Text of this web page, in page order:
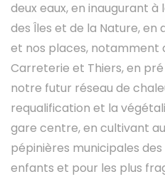
deux eaux, en inaugurant à
des Îles et de la Nature,
et nos places, notamment
Carreterie et Thiers, en
notre futur réseau de
requalification et la
gare centre, en cultivant
pépinières municipales
enfants et pour les plus